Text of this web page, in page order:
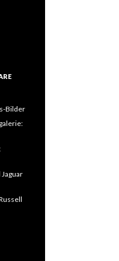
Bilder